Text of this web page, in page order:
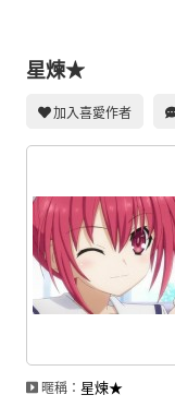
攤位轉讓區
會員功能選單
註冊會員
登入
星煉★
加入喜愛作者
暱稱：星煉★